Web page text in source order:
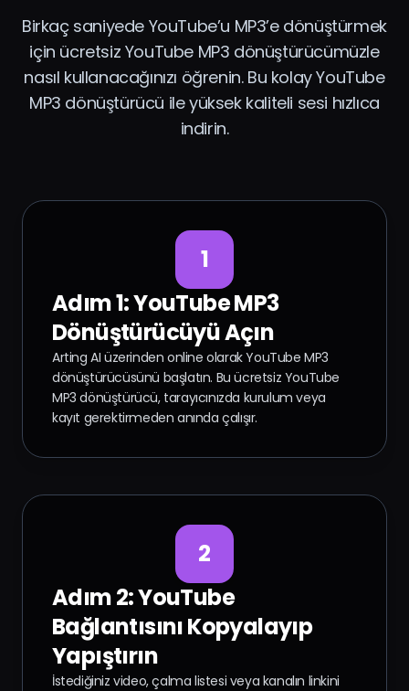
Birkaç saniyede YouTube’u MP3’e dönüştürmek
için ücretsiz YouTube MP3 dönüştürücümüzle
nasıl kullanacağınızı öğrenin. Bu kolay YouTube
MP3 dönüştürücü ile yüksek kaliteli sesi hızlıca
indirin.
1
Adım 1: YouTube MP3
Dönüştürücüyü Açın
Arting AI üzerinden online olarak YouTube MP3
dönüştürücüsünü başlatın. Bu ücretsiz YouTube
MP3 dönüştürücü, tarayıcınızda kurulum veya
kayıt gerektirmeden anında çalışır.
2
Adım 2: YouTube
Bağlantısını Kopyalayıp
Yapıştırın
İstediğiniz video, çalma listesi veya kanalın linkini